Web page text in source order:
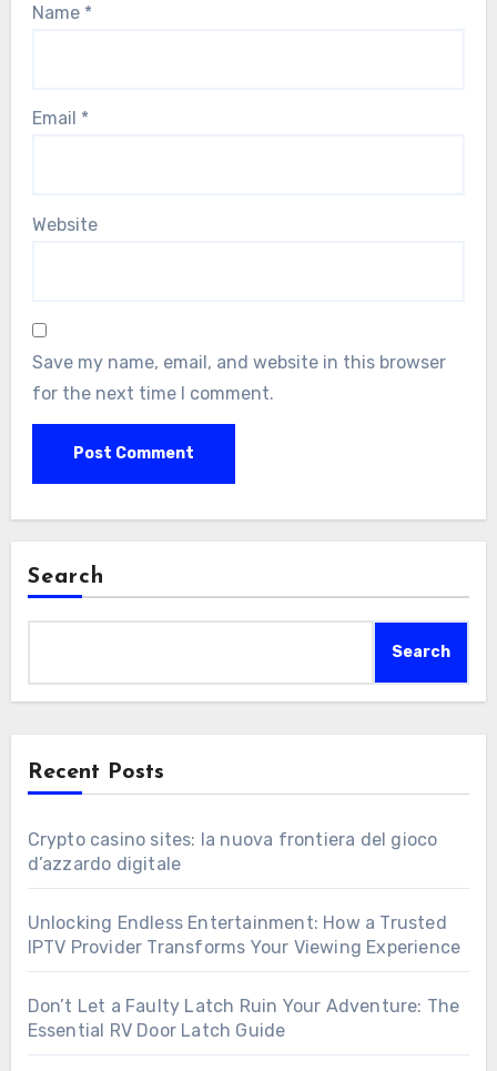
Name *
Email *
Website
Save my name, email, and website in this browser
for the next time I comment.
Search
Search
Recent Posts
Crypto casino sites: la nuova frontiera del gioco
d’azzardo digitale
Unlocking Endless Entertainment: How a Trusted
IPTV Provider Transforms Your Viewing Experience
Don’t Let a Faulty Latch Ruin Your Adventure: The
Essential RV Door Latch Guide